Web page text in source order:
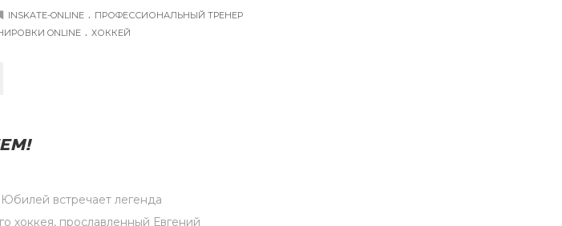
INSKATE-ONLINE . ПРОФЕССИОНАЛЬНЫЙ ТРЕНЕР
ONLINE . ХОККЕЙ
встречает легенда
хоккея, прославленный Евгений